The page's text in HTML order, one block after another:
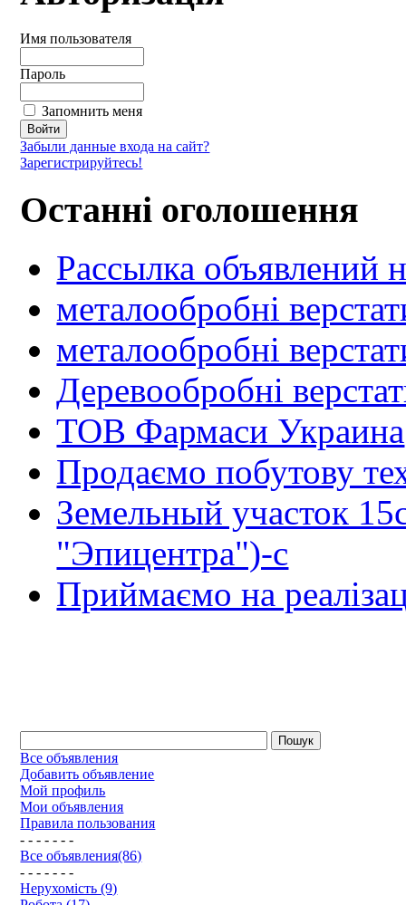
Имя пользователя
Пароль
Запомнить меня
Забыли данные входа на сайт?
Зарегистрируйтесь!
Останні оголошення
Рассылка объявлений
металообробні
металообробні
Деревообробні
ТОВ Фармаси Украина
Продаємо побутову
Земельный участок
"Эпицентра")-с
Приймаємо на
Все объявления
Добавить объявление
Мой профиль
Мои объявления
Правила пользования
- - - - - - -
Все объявления(86)
- - - - - - -
Нерухомість (9)